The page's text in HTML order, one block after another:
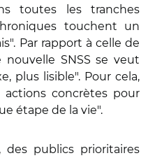
toutes les tranches
touchent un
Par rapport à celle de
nouvelle SNSS se veut
plus lisible". Pour cela,
concrètes pour
étape de la vie".
publics prioritaires